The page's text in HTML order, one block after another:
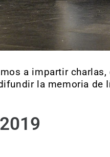
a impartir
la memoria de
2019